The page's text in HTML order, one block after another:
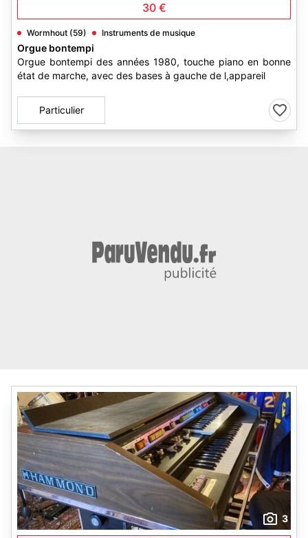
30 €
Wormhout (59) Instruments de musique
Orgue bontempi
Orgue bontempi des années 1980, touche piano en bonne
état de marche, avec des bases à gauche de l,appareil
Particulier
3